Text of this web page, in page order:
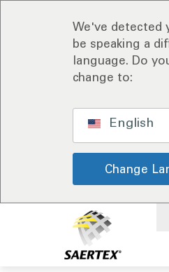
We've detected
be speaking a
language. Do
change to:
English
Change